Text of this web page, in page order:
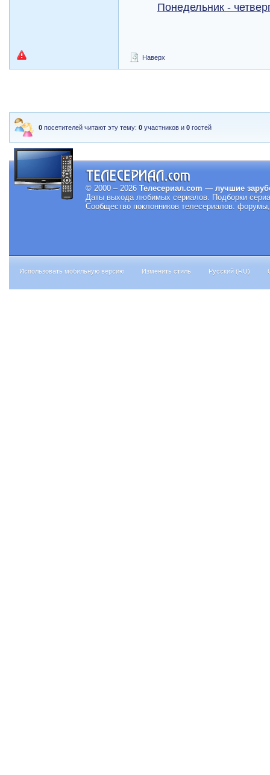
Понедельник -
Наверх
0 посетителей читают эту тему:0 участников и0 гостей
© 2000 – 2026 Телесериал.com — лучшие
Даты выхода любимых сериалов. Подборки
Сообщество поклонников телесериалов:
Использовать мобильную версию Изменить стиль Русский (RU)